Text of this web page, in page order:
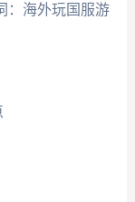
：海外玩国服游